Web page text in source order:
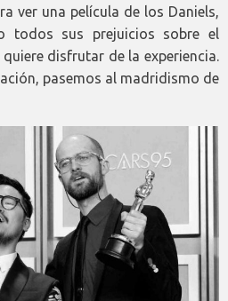
ver una película de los Daniels,
todos sus prejuicios sobre el
disfrutar de la experiencia.
pasemos al madridismo de